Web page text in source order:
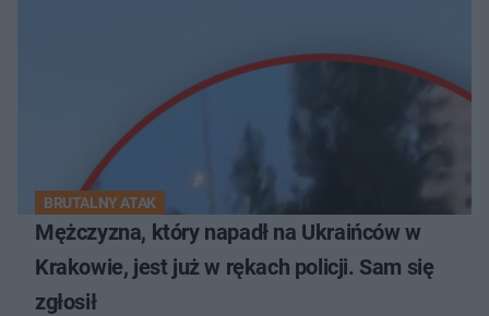
BRUTALNY ATAK
Mężczyzna, który napadł na Ukraińców w
Krakowie, jest już w rękach policji. Sam się
zgłosił